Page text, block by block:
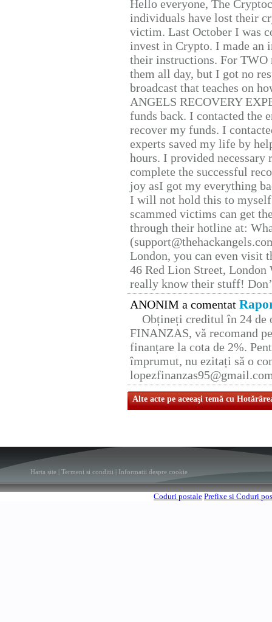
Hello everyone, The
individuals have lost their
victim. Last October I was
invest in Crypto. I made
their instructions. For TWO
them all day, but I got no
broadcast that teaches on
ANGELS RECOVERY
funds back. I contacted the
recover my funds. I
experts saved my life by
hours. I provided
complete the successful
joy asI got my everything
I will not hold this to
scammed victims can get
through their hotline at:
London, you can even visit
46 Red Lion Street, London
really know their stuff!
ANONIM a comentat
Obțineți creditul în 24 de
FINANZAS, vă recomand
finanțare la cota de 2%.
împrumut, nu ezitați să o
Alte acte pe aceeaşi temă cu
Harta site Termeni si conditii Informatii despre cookie
Coduri postale Prefixe si Coduri